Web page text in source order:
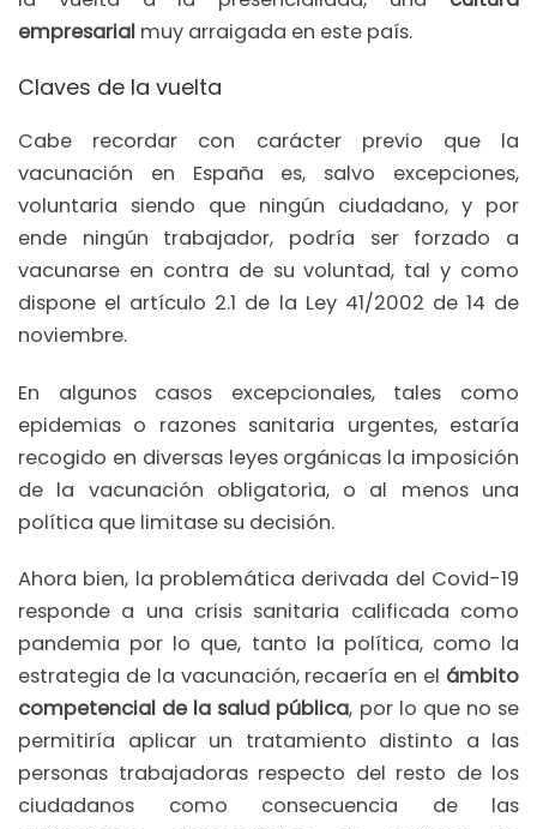
empresarial muy arraigada en este país.
Claves de la vuelta
Cabe recordar con carácter previo que la
vacunación en España es, salvo excepciones,
voluntaria siendo que ningún ciudadano, y por
ende ningún trabajador, podría ser forzado a
vacunarse en contra de su voluntad, tal y como
dispone el artículo 2.1 de la Ley 41/2002 de 14 de
noviembre.
En algunos casos excepcionales, tales como
epidemias o razones sanitaria urgentes, estaría
recogido en diversas leyes orgánicas la imposición
de la vacunación obligatoria, o al menos una
política que limitase su decisión.
Ahora bien, la problemática derivada del Covid-19
responde a una crisis sanitaria calificada como
pandemia por lo que, tanto la política, como la
estrategia de la vacunación, recaería en el ámbito
competencial de la salud pública, por lo que no se
permitiría aplicar un tratamiento distinto a las
personas trabajadoras respecto del resto de los
ciudadanos como consecuencia de las